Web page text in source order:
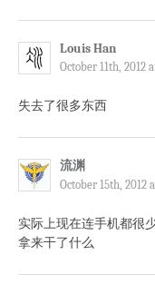
Louis Han
October 11th, 2012
失去了很多东西
流渊
October 15th, 2012
实际上现在连手机都很
拿来干了什么